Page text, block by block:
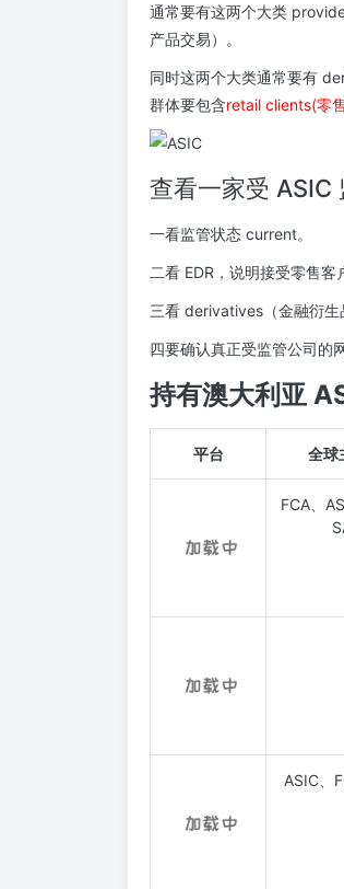
通常要有这两个大类
产品交易）。
同时这两个大类通常要有
群体要包含retail clients(零售
查看一家受 ASIC
一看监管状态 current。
二看 EDR，说明接受零售客
三看 derivatives（金融衍
四要确认真正受监管公司的
持有澳大利亚
平台 全球
FCA、
ASIC、